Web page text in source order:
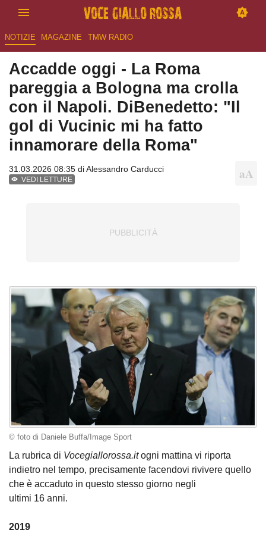
NOTIZIE MAGAZINE TMW RADIO
Accadde oggi - La Roma
pareggia a Bologna ma crolla
con il Napoli. DiBenedetto: "Il
gol di Vucinic mi ha fatto
innamorare della Roma"
31.03.2026 08:35 diAlessandro Carducci
VEDI LETTURE
© foto di Daniele Buffa/Image Sport
La rubrica di Vocegiallorossa.itogni mattina vi riporta
indietro nel tempo, precisamente facendovi rivivere quello
che è accaduto in questo stesso giorno negli
ultimi 16 anni.
2019